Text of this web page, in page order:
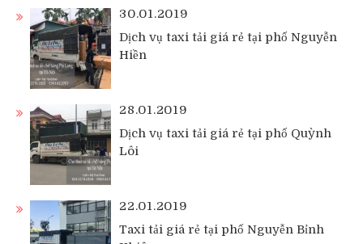
30.01.2019
Dịch vụ taxi tải giá rẻ tại phố Nguyễn
Hiền
28.01.2019
Dịch vụ taxi tải giá rẻ tại phố Quỳnh
Lôi
22.01.2019
Taxi tải giá rẻ tại phố Nguyễn Bỉnh